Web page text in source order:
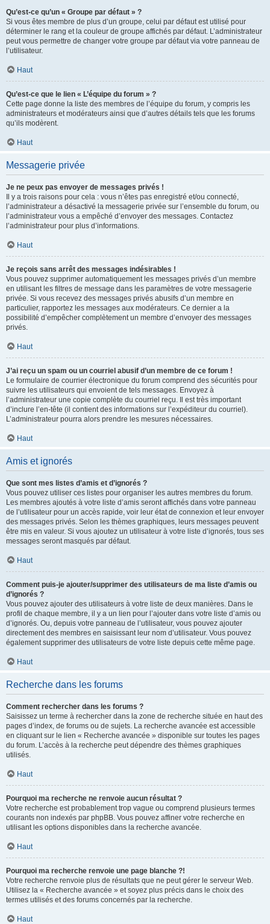
Qu’est-ce qu’un « Groupe par défaut » ?
Si vous êtes membre de plus d’un groupe, celui par défaut est utilisé pour
déterminer le rang et la couleur de groupe affichés par défaut. L’administrateur
peut vous permettre de changer votre groupe par défaut via votre panneau de
l’utilisateur.
Haut
Qu’est-ce que le lien « L’équipe du forum » ?
Cette page donne la liste des membres de l’équipe du forum, y compris les
administrateurs et modérateurs ainsi que d’autres détails tels que les forums
qu’ils modèrent.
Haut
Messagerie privée
Je ne peux pas envoyer de messages privés !
Il y a trois raisons pour cela : vous n’êtes pas enregistré et/ou connecté,
l’administrateur a désactivé la messagerie privée sur l’ensemble du forum, ou
l’administrateur vous a empêché d’envoyer des messages. Contactez
l’administrateur pour plus d’informations.
Haut
Je reçois sans arrêt des messages indésirables !
Vous pouvez supprimer automatiquement les messages privés d’un membre
en utilisant les filtres de message dans les paramètres de votre messagerie
privée. Si vous recevez des messages privés abusifs d’un membre en
particulier, rapportez les messages aux modérateurs. Ce dernier a la
possibilité d’empêcher complètement un membre d’envoyer des messages
privés.
Haut
J’ai reçu un spam ou un courriel abusif d’un membre de ce forum !
Le formulaire de courrier électronique du forum comprend des sécurités pour
suivre les utilisateurs qui envoient de tels messages. Envoyez à
l’administrateur une copie complète du courriel reçu. Il est très important
d’inclure l’en-tête (il contient des informations sur l’expéditeur du courriel).
L’administrateur pourra alors prendre les mesures nécessaires.
Haut
Amis et ignorés
Que sont mes listes d’amis et d’ignorés ?
Vous pouvez utiliser ces listes pour organiser les autres membres du forum.
Les membres ajoutés à votre liste d’amis seront affichés dans votre panneau
de l’utilisateur pour un accès rapide, voir leur état de connexion et leur envoyer
des messages privés. Selon les thèmes graphiques, leurs messages peuvent
être mis en valeur. Si vous ajoutez un utilisateur à votre liste d’ignorés, tous ses
messages seront masqués par défaut.
Haut
Comment puis-je ajouter/supprimer des utilisateurs de ma liste d’amis ou
d’ignorés ?
Vous pouvez ajouter des utilisateurs à votre liste de deux manières. Dans le
profil de chaque membre, il y a un lien pour l’ajouter dans votre liste d’amis ou
d’ignorés. Ou, depuis votre panneau de l’utilisateur, vous pouvez ajouter
directement des membres en saisissant leur nom d’utilisateur. Vous pouvez
également supprimer des utilisateurs de votre liste depuis cette même page.
Haut
Recherche dans les forums
Comment rechercher dans les forums ?
Saisissez un terme à rechercher dans la zone de recherche située en haut des
pages d’index, de forums ou de sujets. La recherche avancée est accessible
en cliquant sur le lien « Recherche avancée » disponible sur toutes les pages
du forum. L’accès à la recherche peut dépendre des thèmes graphiques
utilisés.
Haut
Pourquoi ma recherche ne renvoie aucun résultat ?
Votre recherche est probablement trop vague ou comprend plusieurs termes
courants non indexés par phpBB. Vous pouvez affiner votre recherche en
utilisant les options disponibles dans la recherche avancée.
Haut
Pourquoi ma recherche renvoie une page blanche ?!
Votre recherche renvoie plus de résultats que ne peut gérer le serveur Web.
Utilisez la « Recherche avancée » et soyez plus précis dans le choix des
termes utilisés et des forums concernés par la recherche.
Haut